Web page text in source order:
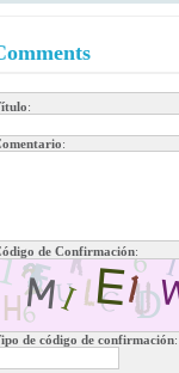
:
:
de Confirmación:
de código de confirmación: